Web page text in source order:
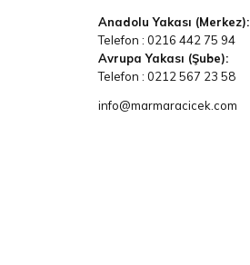
Anadolu Yakası (Merkez):
Telefon : 0216 442 75 94
Avrupa Yakası (Şube):
Telefon : 0212 567 23 58
info@marmaracicek.com